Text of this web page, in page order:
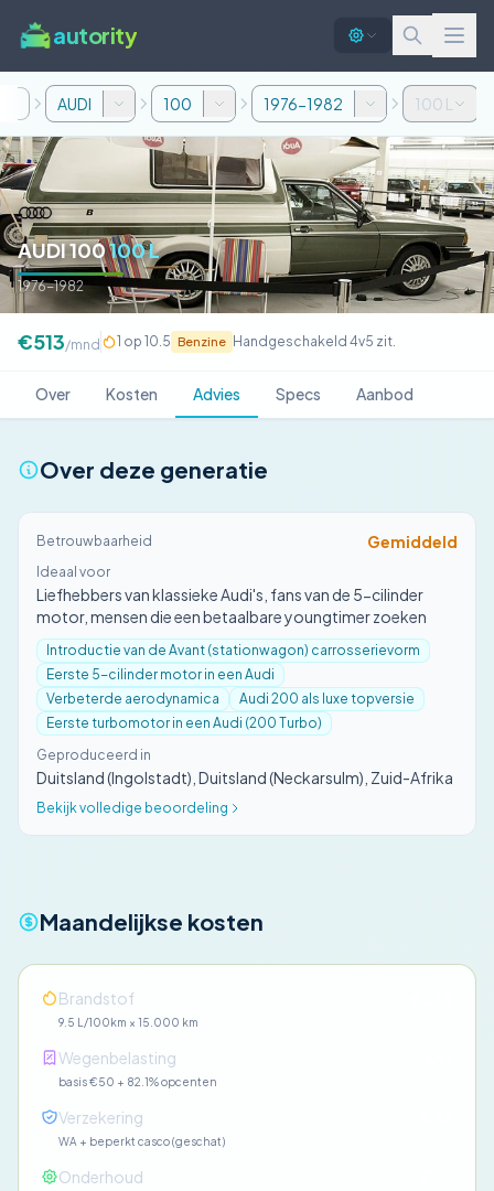
autority
AUDI 100 1976-1982 100 L
AUDI 100100 L
1976-1982
€513/mnd 1 op 10.5 Benzine Handgeschakeld 4v5 zit.
Over Kosten Advies Specs Aanbod
Over deze generatie
Betrouwbaarheid Gemiddeld
Ideaal voor
Liefhebbers van klassieke Audi's, fans van de 5-cilinder
motor, mensen die een betaalbare youngtimer zoeken
Introductie van de Avant (stationwagon) carrosserievorm
Eerste 5-cilinder motor in een Audi
Verbeterde aerodynamica
Audi 200 als luxe topversie
Eerste turbomotor in een Audi (200 Turbo)
Geproduceerd in
Duitsland (Ingolstadt), Duitsland (Neckarsulm), Zuid-Afrika
Bekijk volledige beoordeling
Maandelijkse kosten
Brandstof
9.5 L/100km × 15.000 km
Wegenbelasting
basis €50 + 82.1% opcenten
Verzekering
WA + beperkt casco (geschat)
Onderhoud